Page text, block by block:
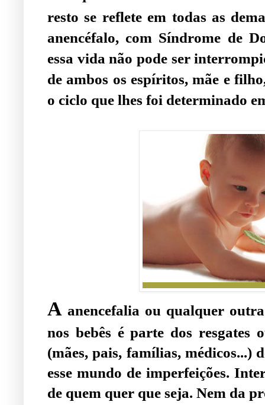
resto se reflete em todas as
anencéfalo, com Síndrome de
essa vida não pode ser
de ambos os espíritos, mãe e
o ciclo que lhes foi determinado
A anencefalia ou qualquer
nos bebês é parte dos resgates
(mães, pais, famílias, médicos...)
esse mundo de imperfeições.
de quem quer que seja. Nem da